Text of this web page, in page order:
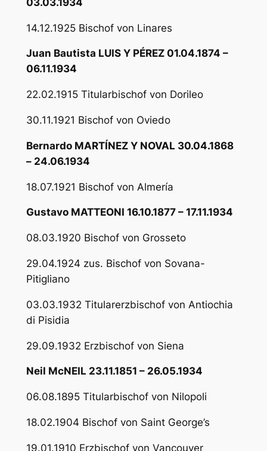
14.12.1925 Bischof von Linares
Juan Bautista LUIS Y PÉREZ 01.04.1874 –
06.11.1934
22.02.1915 Titularbischof von Dorileo
30.11.1921 Bischof von Oviedo
Bernardo MARTÍNEZ Y NOVAL 30.04.1868
– 24.06.1934
18.07.1921 Bischof von Almería
Gustavo MATTEONI 16.10.1877 – 17.11.1934
08.03.1920 Bischof von Grosseto
29.04.1924 zus. Bischof von Sovana-
Pitigliano
03.03.1932 Titularerzbischof von Antiochia
di Pisidia
29.09.1932 Erzbischof von Siena
Neil McNEIL 23.11.1851 – 26.05.1934
06.08.1895 Titularbischof von Nilopoli
18.02.1904 Bischof von Saint George’s
19.01.1910 Erzbischof von Vancouver